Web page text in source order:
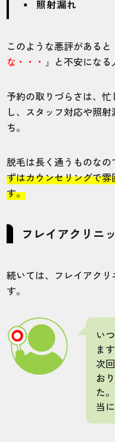
照射漏れ
このような悪評があると
な・・・ 」と不安になる
予約の取りづらさは、
し、スタッフ対応や照
ち。
脱毛は長く通うものなの
ずはカウンセリングで
す。
フレイアクリニ
続いては、フレイアク
す。
い
ま
次
お
た
当